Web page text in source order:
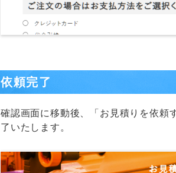
依頼完了
確認画面に移動後、「お見積りを依頼
了いたします。